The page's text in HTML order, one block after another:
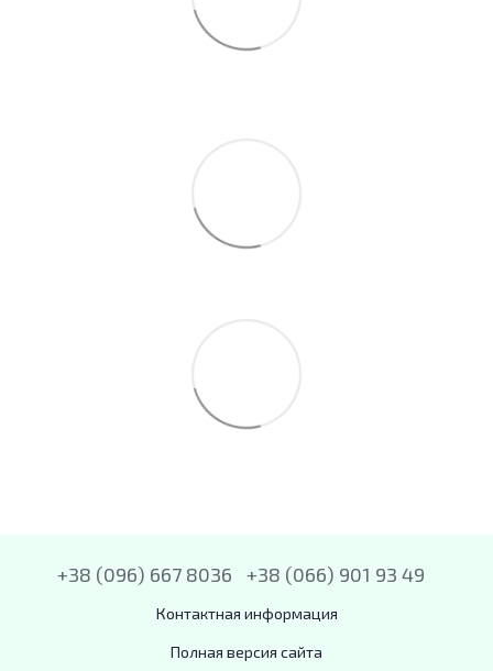
+38 (096) 667 8036 +38 (066) 901 93 49
Контактная информация
Полная версия сайта